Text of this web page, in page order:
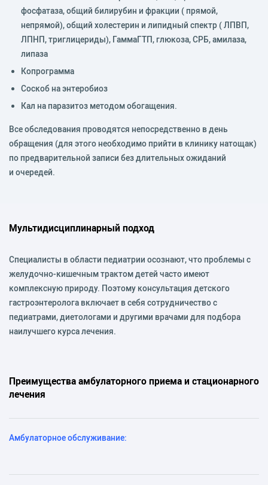
фосфатаза, общий билирубин и фракции ( прямой,
непрямой), общий холестерин и липидный спектр ( ЛПВП,
ЛПНП, триглицериды), ГаммаГТП, глюкоза, СРБ, амилаза,
липаза
Копрограмма
Соскоб на энтеробиоз
Кал на паразитоз методом обогащения.
Все обследования проводятся непосредственно в день
обращения (для этого необходимо прийти в клинику натощак)
по предварительной записи без длительных ожиданий
и очередей.
Мультидисциплинарный подход
Специалисты в области педиатрии осознают, что проблемы с
желудочно-кишечным трактом детей часто имеют
комплексную природу. Поэтому консультация детского
гастроэнтеролога включает в себя сотрудничество с
педиатрами, диетологами и другими врачами для подбора
наилучшего курса лечения.
Преимущества амбулаторного приема и стационарного
лечения
Амбулаторное обслуживание: